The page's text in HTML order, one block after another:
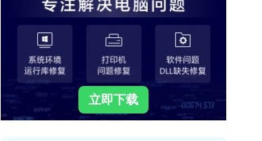
立即下载